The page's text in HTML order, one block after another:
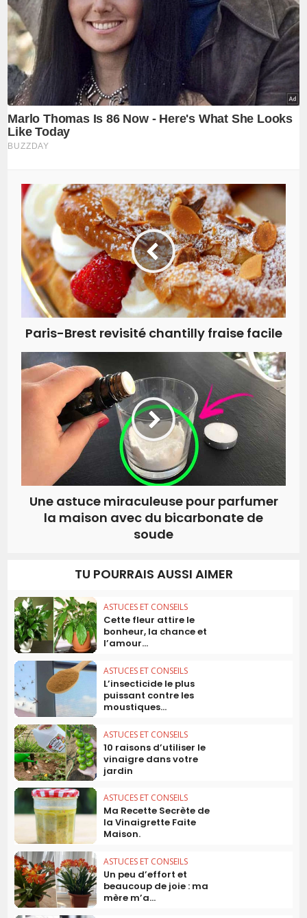
Paris-Brest revisité chantilly fraise facile
Une astuce miraculeuse pour parfumer
la maison avec du bicarbonate de
soude
TU POURRAIS AUSSI AIMER
ASTUCES ET CONSEILS
Cette fleur attire le
bonheur, la chance et
l’amour...
ASTUCES ET CONSEILS
L’insecticide le plus
puissant contre les
moustiques...
ASTUCES ET CONSEILS
10 raisons d’utiliser le
vinaigre dans votre
jardin
ASTUCES ET CONSEILS
Ma Recette Secrète de
la Vinaigrette Faite
Maison.
ASTUCES ET CONSEILS
Un peu d’effort et
beaucoup de joie : ma
mère m’a...